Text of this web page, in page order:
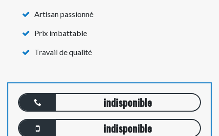
Artisan passionné
Prix imbattable
Travail de qualité
indisponible
indisponible